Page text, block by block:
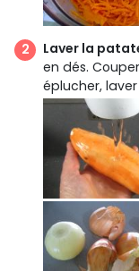
Laver la
en dés.
éplucher,